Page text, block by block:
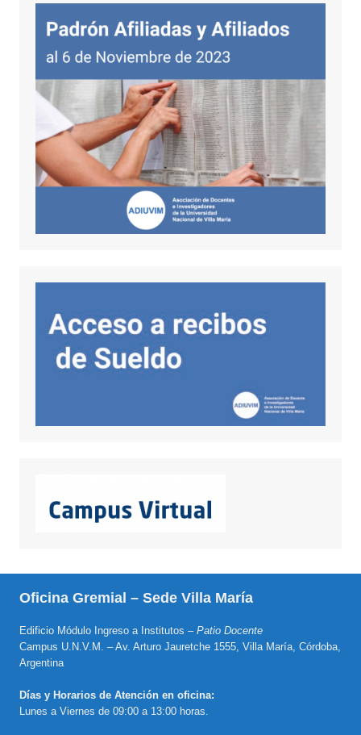
Oficina Gremial – Sede Villa María
Edificio Módulo Ingreso a Institutos – Patio Docente
Campus U.N.V.M. – Av. Arturo Jauretche 1555, Villa María, Córdoba,
Argentina
Días y Horarios de Atención en oficina:
Lunes a Viernes de 09:00 a 13:00 horas.